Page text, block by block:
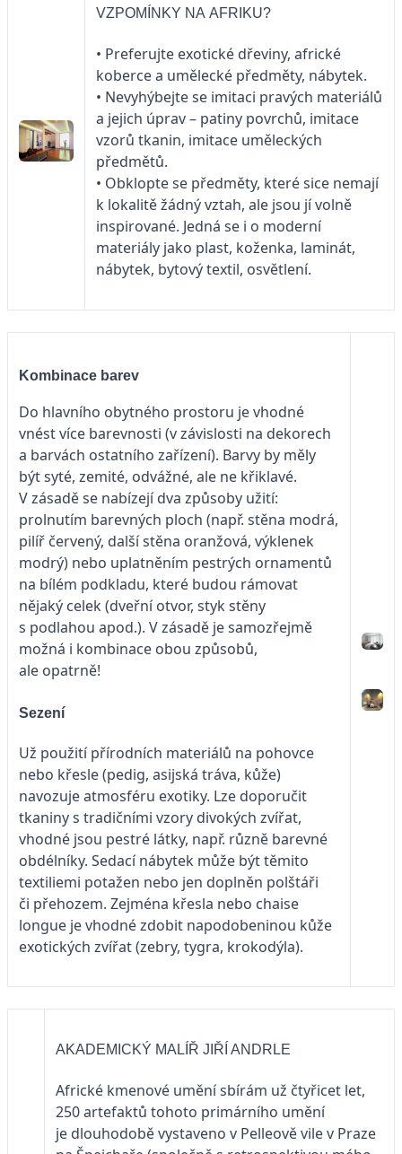
VZPOMÍNKY NA AFRIKU?
• Preferujte exotické dřeviny, africké
koberce a umělecké předměty, nábytek.
• Nevyhýbejte se imitaci pravých materiálů
a jejich úprav – patiny povrchů, imitace
vzorů tkanin, imitace uměleckých
předmětů.
• Obklopte se předměty, které sice nemají
k lokalitě žádný vztah, ale jsou jí volně
inspirované. Jedná se i o moderní
materiály jako plast, koženka, laminát,
nábytek, bytový textil, osvětlení.
Kombinace barev
Do hlavního obytného prostoru je vhodné
vnést více barevnosti (v závislosti na dekorech
a barvách ostatního zařízení). Barvy by měly
být syté, zemité, odvážné, ale ne křiklavé.
V zásadě se nabízejí dva způsoby užití:
prolnutím barevných ploch (např. stěna modrá,
pilíř červený, další stěna oranžová, výklenek
modrý) nebo uplatněním pestrých ornamentů
na bílém podkladu, které budou rámovat
nějaký celek (dveřní otvor, styk stěny
s podlahou apod.). V zásadě je samozřejmě
možná i kombinace obou způsobů,
ale opatrně!
Sezení
Už použití přírodních materiálů na pohovce
nebo křesle (pedig, asijská tráva, kůže)
navozuje atmosféru exotiky. Lze doporučit
tkaniny s tradičními vzory divokých zvířat,
vhodné jsou pestré látky, např. různě barevné
obdélníky. Sedací nábytek může být těmito
textiliemi potažen nebo jen doplněn polštáři
či přehozem. Zejména křesla nebo chaise
longue je vhodné zdobit napodobeninou kůže
exotických zvířat (zebry, tygra, krokodýla).
AKADEMICKÝ MALÍŘ JIŘÍ ANDRLE
Africké kmenové umění sbírám už čtyřicet let,
250 artefaktů tohoto primárního umění
je dlouhodobě vystaveno v Pelleově vile v Praze